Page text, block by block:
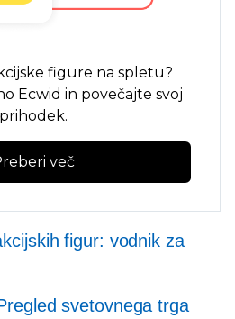
figure na spletu?
Ecwid in povečajte svoj
prihodek.
več
figur: vodnik za
svetovnega trga